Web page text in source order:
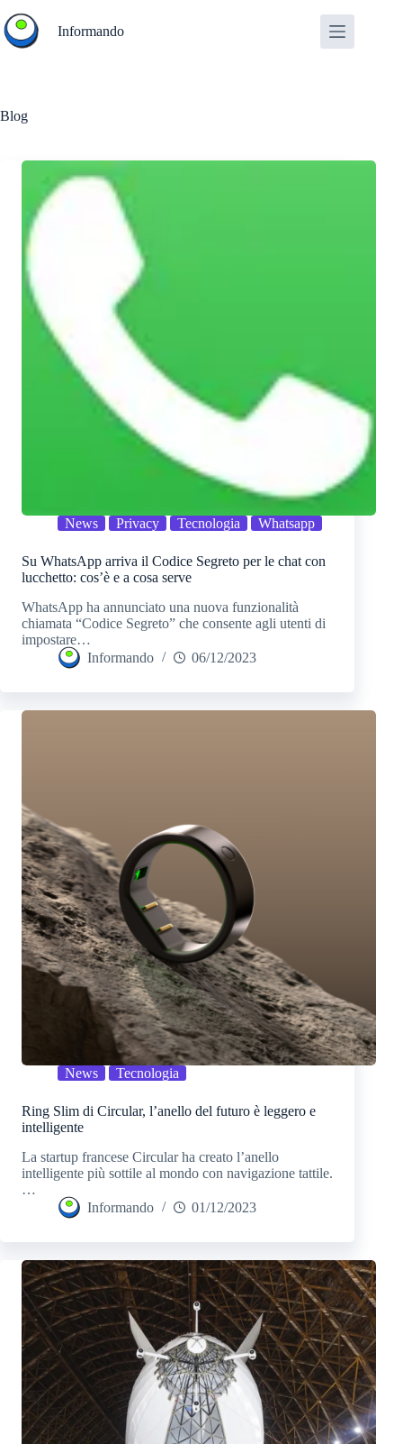
al
contenuto
Informando
Blog
News Privacy Tecnologia Whatsapp
Su WhatsApp arriva il Codice Segreto per le chat con
lucchetto: cos’è e a cosa serve
WhatsApp ha annunciato una nuova funzionalità
chiamata “Codice Segreto” che consente agli utenti di
impostare…
Informando
06/12/2023
News Tecnologia
Ring Slim di Circular, l’anello del futuro è leggero e
intelligente
La startup francese Circular ha creato l’anello
intelligente più sottile al mondo con navigazione tattile.
…
Informando
01/12/2023